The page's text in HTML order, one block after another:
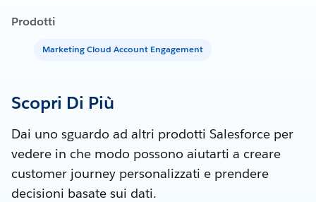
Prodotti
Marketing Cloud Account Engagement
Scopri Di Più
Dai uno sguardo ad altri prodotti Salesforce per
vedere in che modo possono aiutarti a creare
customer journey personalizzati e prendere
decisioni basate sui dati.